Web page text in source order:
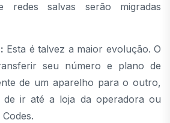
salvas serão migradas
Esta é talvez a maior evolução. O
seu número e plano de
de um aparelho para o outro,
de ir até a loja da operadora ou